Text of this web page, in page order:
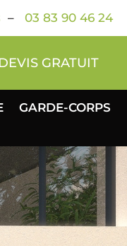
– 03 83 90 46 24
DEVIS GRATUIT
GARDE-CORPS